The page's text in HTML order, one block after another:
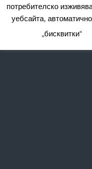
потребителско
уебсайта,
„бисквитки“